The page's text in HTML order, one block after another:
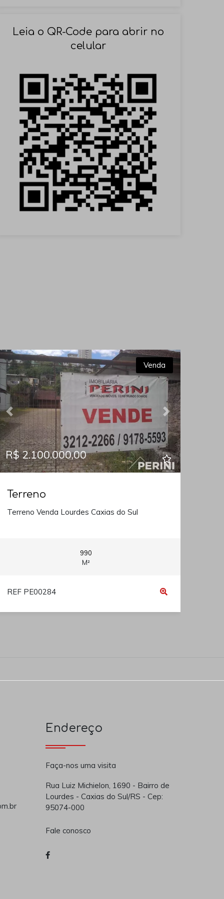
VOLTAR
Leia o QR-Code para abrir no
celular
Previous Next
Venda
R$ 2.100.000,00
Terreno
Terreno Venda Lourdes Caxias do Sul
990
M²
REF PE00284
Endereço
Faça-nos uma visita
Rua Luiz Michielon, 1690 - Bairro de
Lourdes - Caxias do Sul/RS - Cep:
95074-000
Fale conosco